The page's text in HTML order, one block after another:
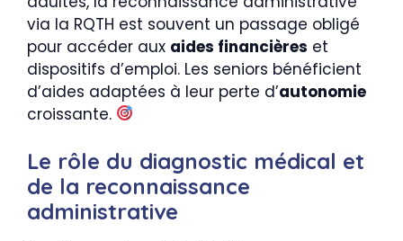
via la RQTH est souvent un passage obligé
pour accéder aux aides financières et
dispositifs d’emploi. Les seniors bénéficient
d’aides adaptées à leur perte d’autonomie
croissante.
Le rôle du diagnostic médical et
de la reconnaissance
administrative